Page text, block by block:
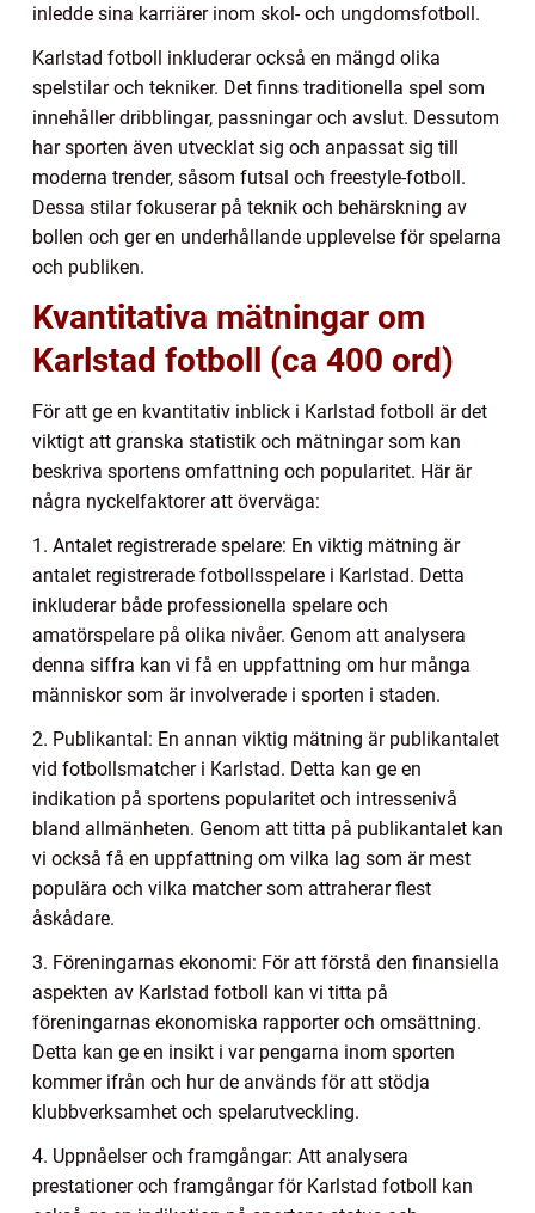
inledde sina karriärer inom skol- och ungdomsfotboll.
Karlstad fotboll inkluderar också en mängd olika
spelstilar och tekniker. Det finns traditionella spel som
innehåller dribblingar, passningar och avslut. Dessutom
har sporten även utvecklat sig och anpassat sig till
moderna trender, såsom futsal och freestyle-fotboll.
Dessa stilar fokuserar på teknik och behärskning av
bollen och ger en underhållande upplevelse för spelarna
och publiken.
Kvantitativa mätningar om
Karlstad fotboll (ca 400 ord)
För att ge en kvantitativ inblick i Karlstad fotboll är det
viktigt att granska statistik och mätningar som kan
beskriva sportens omfattning och popularitet. Här är
några nyckelfaktorer att överväga:
1. Antalet registrerade spelare: En viktig mätning är
antalet registrerade fotbollsspelare i Karlstad. Detta
inkluderar både professionella spelare och
amatörspelare på olika nivåer. Genom att analysera
denna siffra kan vi få en uppfattning om hur många
människor som är involverade i sporten i staden.
2. Publikantal: En annan viktig mätning är publikantalet
vid fotbollsmatcher i Karlstad. Detta kan ge en
indikation på sportens popularitet och intressenivå
bland allmänheten. Genom att titta på publikantalet kan
vi också få en uppfattning om vilka lag som är mest
populära och vilka matcher som attraherar flest
åskådare.
3. Föreningarnas ekonomi: För att förstå den finansiella
aspekten av Karlstad fotboll kan vi titta på
föreningarnas ekonomiska rapporter och omsättning.
Detta kan ge en insikt i var pengarna inom sporten
kommer ifrån och hur de används för att stödja
klubbverksamhet och spelarutveckling.
4. Uppnåelser och framgångar: Att analysera
prestationer och framgångar för Karlstad fotboll kan